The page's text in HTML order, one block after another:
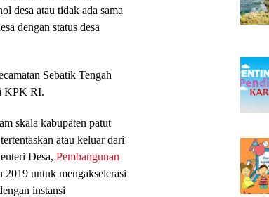
desa atau tidak ada sama
dengan status desa
Sebatik Tengah
KPK RI.
skala kabupaten patut
atau keluar dari
Desa, Pembangunan
untuk mengakselerasi
instansi